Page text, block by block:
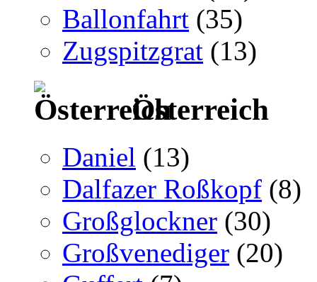
Ballonfahrt (35)
Zugspitzgrat (13)
Österreich
Daniel (13)
Dalfazer Roßkopf (8)
Großglockner (30)
Großvenediger (20)